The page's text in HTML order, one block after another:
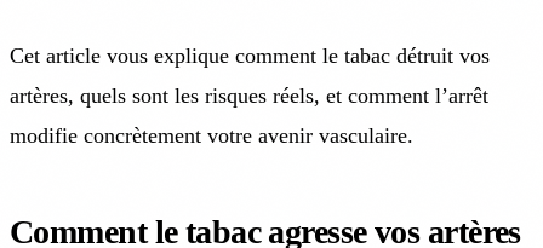
Cet article vous explique comment le tabac détruit vos
artères, quels sont les risques réels, et comment l’arrêt
modifie concrètement votre avenir vasculaire.
Comment le tabac agresse vos artères